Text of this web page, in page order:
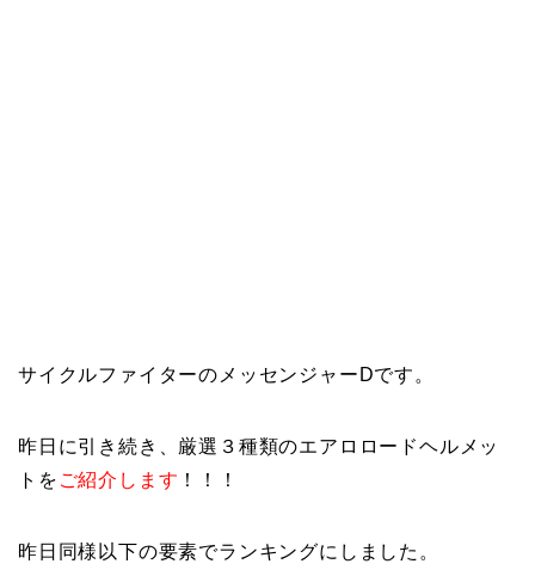
サイクルファイターのメッセンジャーDです。
昨日に引き続き、厳選３種類のエアロロードヘルメッ
トを ご紹介します ！！！
昨日同様以下の要素でランキングにしました。